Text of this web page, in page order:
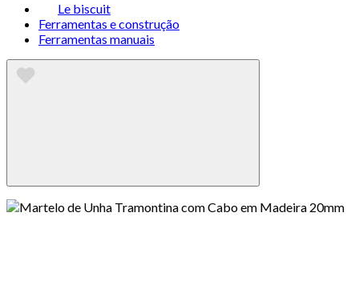
Le biscuit
Ferramentas e construção
Ferramentas manuais